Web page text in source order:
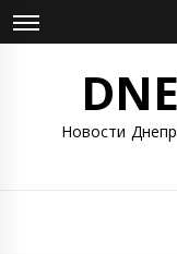
Skip
to
Новости